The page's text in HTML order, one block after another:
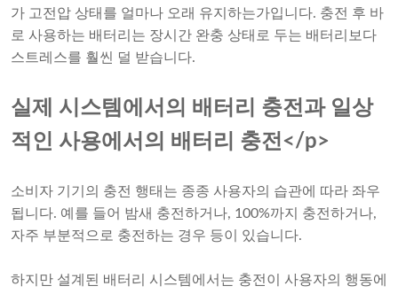
가 고전압 상태를 얼마나 오래 유지하는가입니다. 충전 후 바
로 사용하는 배터리는 장시간 완충 상태로 두는 배터리보다
스트레스를 훨씬 덜 받습니다.
실제 시스템에서의 배터리 충전과 일상
적인 사용에서의 배터리 충전</p>
소비자 기기의 충전 행태는 종종 사용자의 습관에 따라 좌우
됩니다. 예를 들어 밤새 충전하거나, 100%까지 충전하거나,
자주 부분적으로 충전하는 경우 등이 있습니다.
하지만 설계된 배터리 시스템에서는 충전이 사용자의 행동에